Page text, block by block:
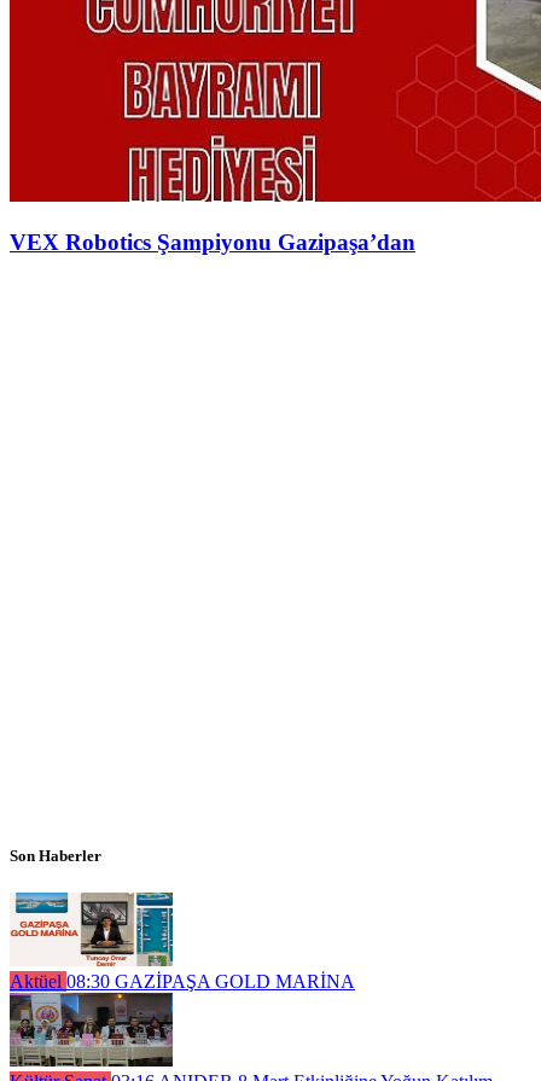
VEX Robotics Şampiyonu Gazipaşa’dan
Son Haberler
Aktüel 08:30 GAZİPAŞA GOLD MARİNA